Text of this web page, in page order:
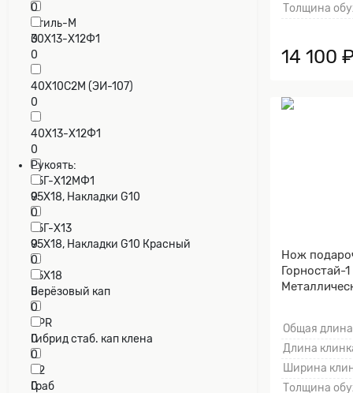
Стиль-М
0
0
30Х13-Х12Ф1
0
40Х10С2М (ЭИ-107)
0
40Х13-Х12Ф1
0
65Г-Х12МФ1
0
65Г-Х13
0
95Х18
0
CPR
0
D2
0
Рукоять:
95Х18, Накладки G10
0
95Х18, Накладки G10 Красный
0
Берёзовый кап
0
Гибрид стаб. кап клена
0
Граб
Толщина
14 100
Нож
Горностай-
Общая
Длина
Ширина
Толщина